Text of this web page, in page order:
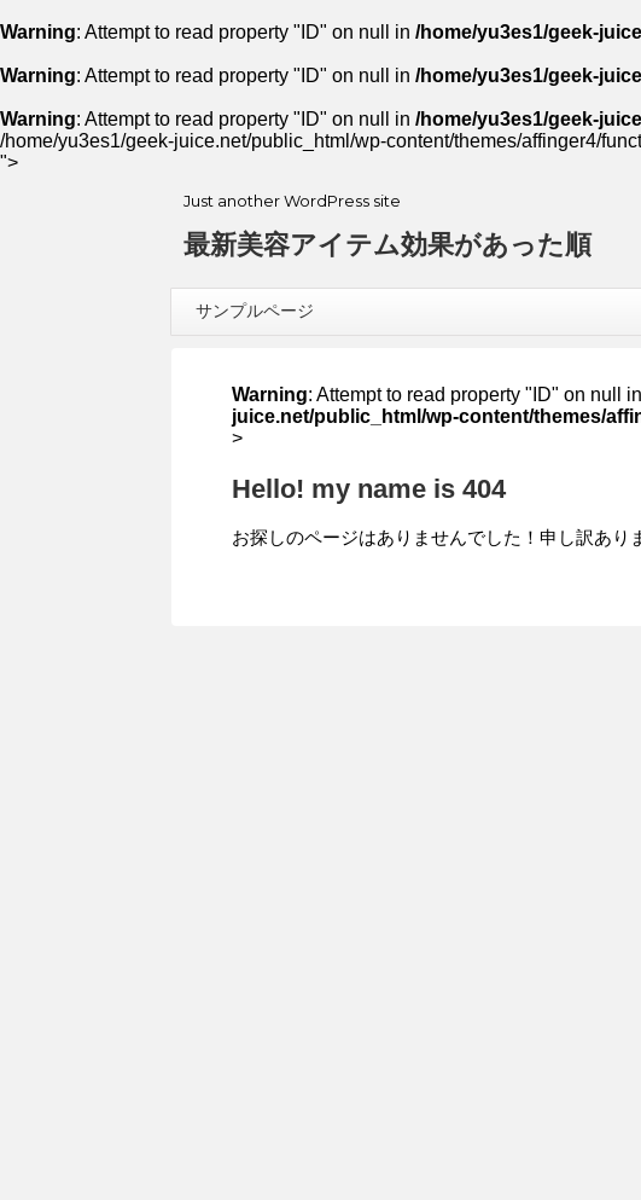
Warning: Attempt to read property "ID" on null in /home/yu3es1/geek-
Warning: Attempt to read property "ID" on null in /home/yu3es1/geek-
Warning: Attempt to read property "ID" on null in /home/yu3es1/geek-
/home/yu3es1/geek-juice.net/public_html/wp-content/themes/affinger4/
">
Just another WordPress site
最新美容アイテム効果があった順
サンプルページ
Warning: Attempt to read property "ID" on null in
juice.net/public_html/wp-content/themes/
>
Hello! my name is 404
お探しのページはありませんでした！申し訳あり